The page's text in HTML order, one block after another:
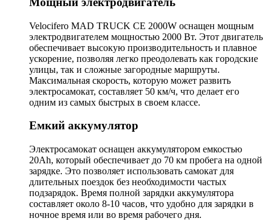
Velocifero MAD TRUCK CE 2000W оснащен мощным
электродвигателем мощностью 2000 Вт. Этот двигатель
обеспечивает высокую производительность и плавное
ускорение, позволяя легко преодолевать как городские
улицы, так и сложные загородные маршруты.
Максимальная скорость, которую может развить
электросамокат, составляет 50 км/ч, что делает его
одним из самых быстрых в своем классе.
Емкий аккумулятор
Электросамокат оснащен аккумулятором емкостью
20Ah, который обеспечивает до 70 км пробега на одной
зарядке. Это позволяет использовать самокат для
длительных поездок без необходимости частых
подзарядок. Время полной зарядки аккумулятора
составляет около 8-10 часов, что удобно для зарядки в
ночное время или во время рабочего дня.